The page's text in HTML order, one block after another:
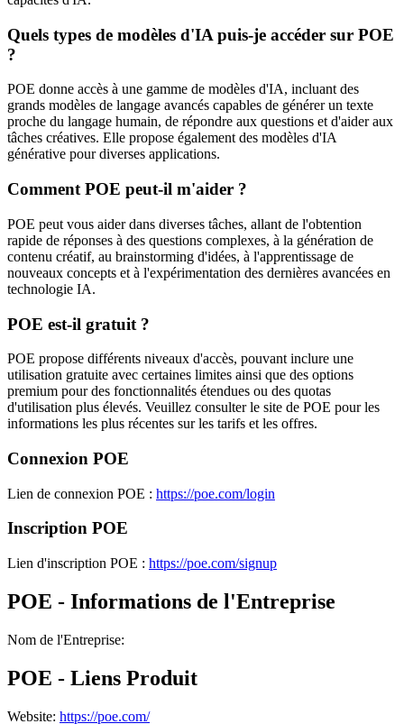
Quels types de modèles d'IA puis-je accéder sur POE
?
POE donne accès à une gamme de modèles d'IA, incluant des
grands modèles de langage avancés capables de générer un texte
proche du langage humain, de répondre aux questions et d'aider aux
tâches créatives. Elle propose également des modèles d'IA
générative pour diverses applications.
Comment POE peut-il m'aider ?
POE peut vous aider dans diverses tâches, allant de l'obtention
rapide de réponses à des questions complexes, à la génération de
contenu créatif, au brainstorming d'idées, à l'apprentissage de
nouveaux concepts et à l'expérimentation des dernières avancées en
technologie IA.
POE est-il gratuit ?
POE propose différents niveaux d'accès, pouvant inclure une
utilisation gratuite avec certaines limites ainsi que des options
premium pour des fonctionnalités étendues ou des quotas
d'utilisation plus élevés. Veuillez consulter le site de POE pour les
informations les plus récentes sur les tarifs et les offres.
Connexion POE
Lien de connexion POE : https://poe.com/login
Inscription POE
Lien d'inscription POE : https://poe.com/signup
POE - Informations de l'Entreprise
Nom de l'Entreprise:
POE - Liens Produit
Website: https://poe.com/